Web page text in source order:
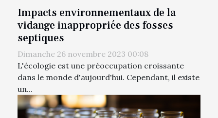
Impacts environnementaux de la
vidange inappropriée des fosses
septiques
Dimanche 26 novembre 2023 00:08
L'écologie est une préoccupation croissante
dans le monde d'aujourd'hui. Cependant, il existe
un...